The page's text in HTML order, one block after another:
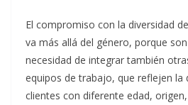
El compromiso con la diversidad
va más allá del género, porque
necesidad de integrar también
equipos de trabajo, que reflejen la
clientes con diferente edad,